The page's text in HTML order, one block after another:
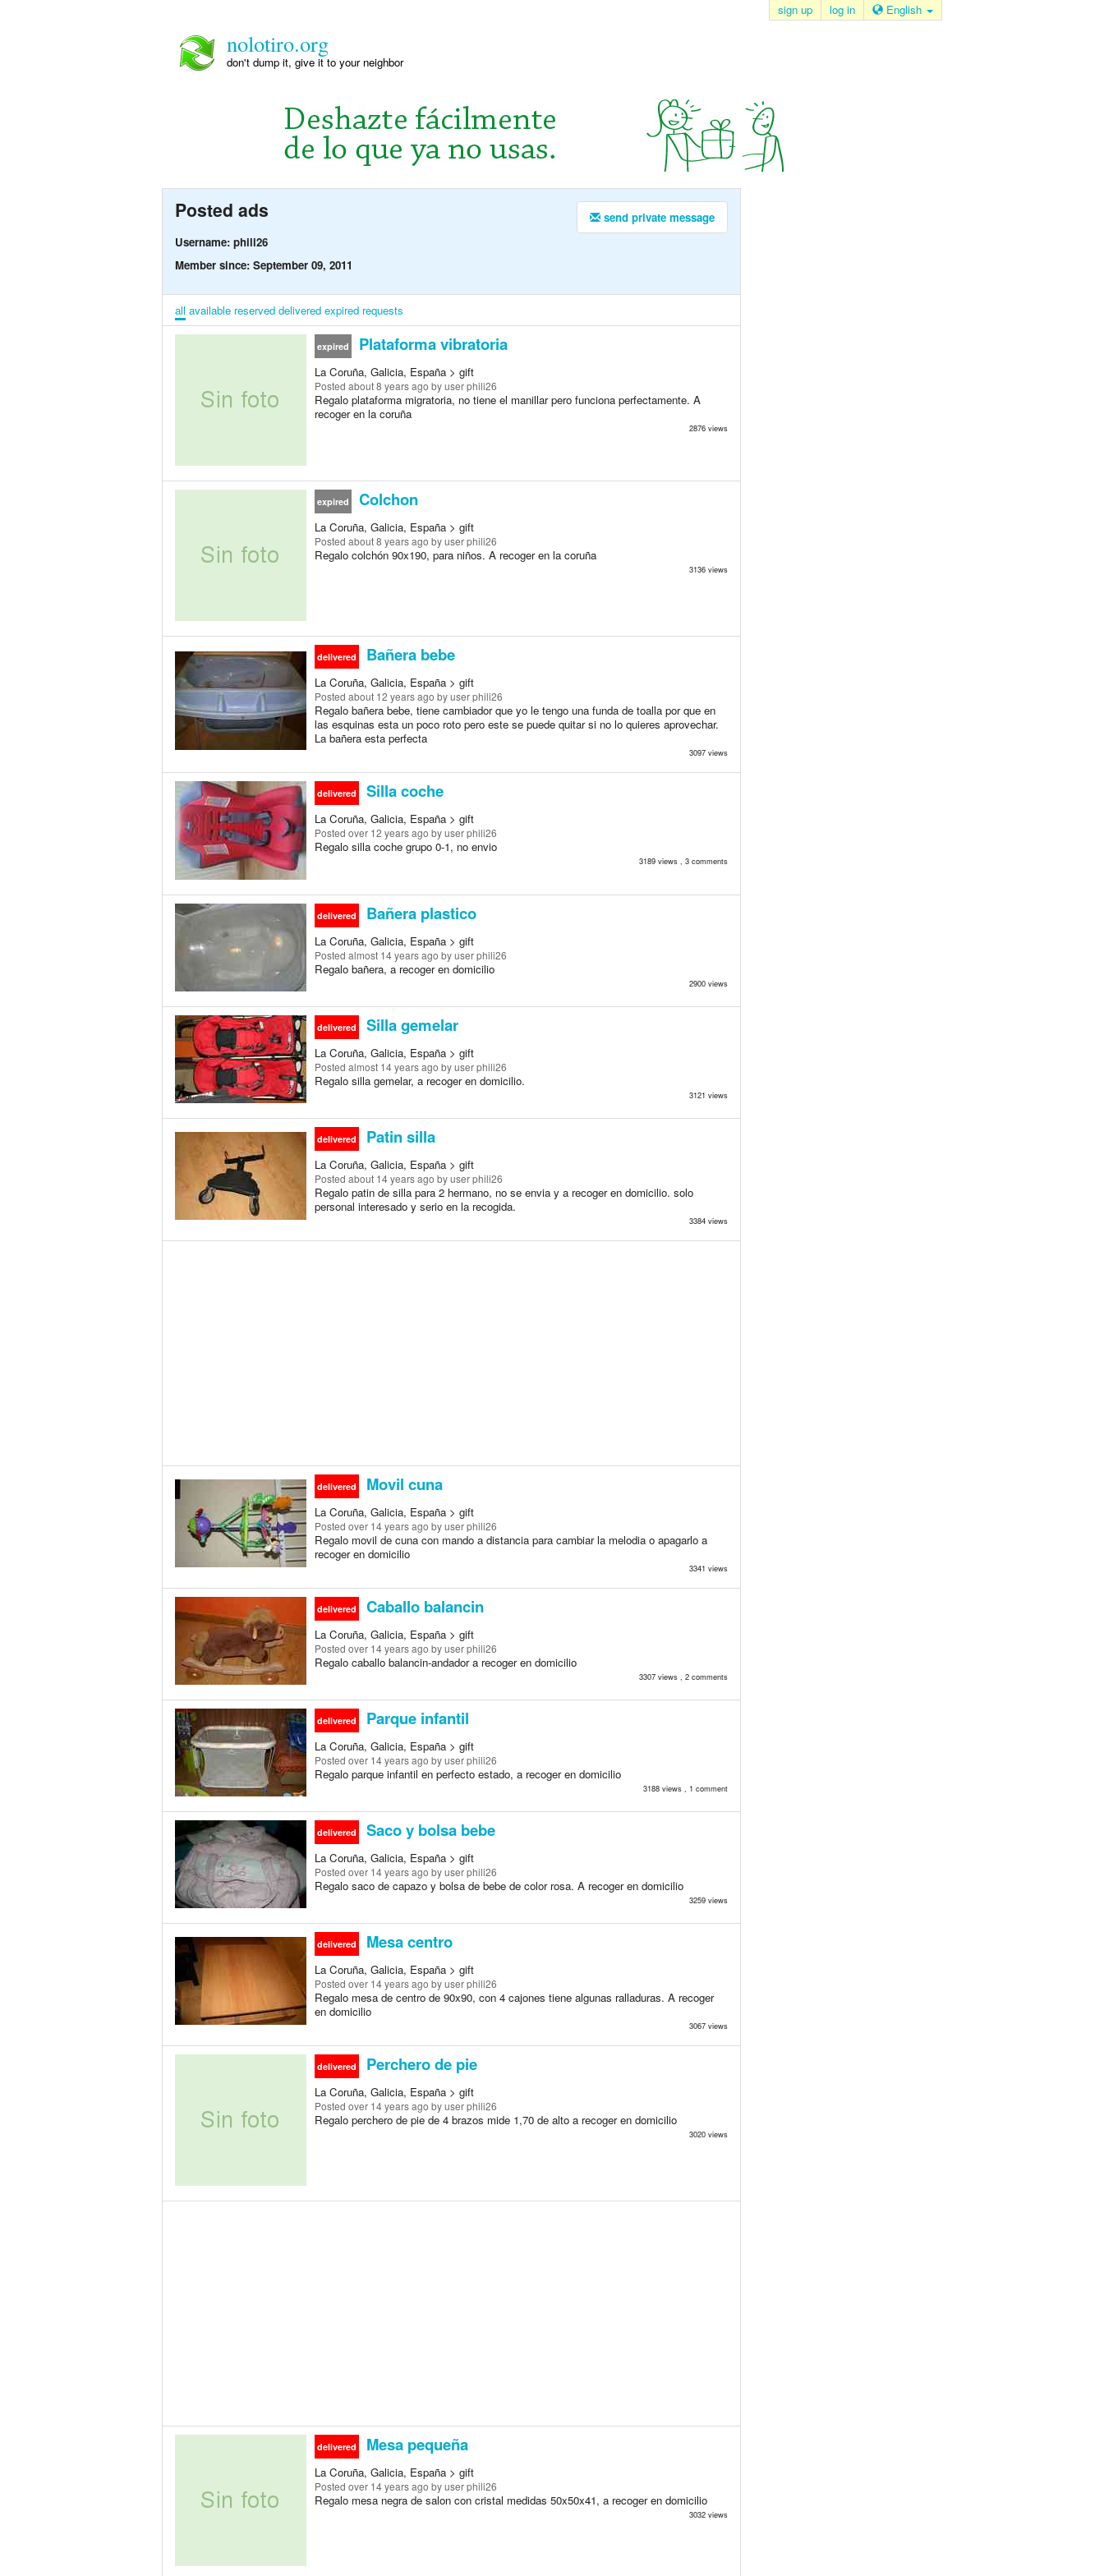
sign up log in English
nolotiro.org
don't dump it, give it to your neighbor
send private message
Posted ads
Username: phili26
Member since: September 09, 2011
all available reserved delivered expired requests
expired Plataforma vibratoria
La Coruña, Galicia, España > gift
Posted about 8 years ago by user phili26
Regalo plataforma migratoria, no tiene el manillar pero funciona perfectamente. A
recoger en la coruña
2876 views
expired Colchon
La Coruña, Galicia, España > gift
Posted about 8 years ago by user phili26
Regalo colchón 90x190, para niños. A recoger en la coruña
3136 views
delivered Bañera bebe
La Coruña, Galicia, España > gift
Posted about 12 years ago by user phili26
Regalo bañera bebe, tiene cambiador que yo le tengo una funda de toalla por que en
las esquinas esta un poco roto pero este se puede quitar si no lo quieres aprovechar.
La bañera esta perfecta
3097 views
delivered Silla coche
La Coruña, Galicia, España > gift
Posted over 12 years ago by user phili26
Regalo silla coche grupo 0-1, no envio
3189 views , 3 comments
delivered Bañera plastico
La Coruña, Galicia, España > gift
Posted almost 14 years ago by user phili26
Regalo bañera, a recoger en domicilio
2900 views
delivered Silla gemelar
La Coruña, Galicia, España > gift
Posted almost 14 years ago by user phili26
Regalo silla gemelar, a recoger en domicilio.
3121 views
delivered Patin silla
La Coruña, Galicia, España > gift
Posted about 14 years ago by user phili26
Regalo patin de silla para 2 hermano, no se envia y a recoger en domicilio. solo
personal interesado y serio en la recogida.
3384 views
delivered Movil cuna
La Coruña, Galicia, España > gift
Posted over 14 years ago by user phili26
Regalo movil de cuna con mando a distancia para cambiar la melodia o apagarlo a
recoger en domicilio
3341 views
delivered Caballo balancin
La Coruña, Galicia, España > gift
Posted over 14 years ago by user phili26
Regalo caballo balancin-andador a recoger en domicilio
3307 views , 2 comments
delivered Parque infantil
La Coruña, Galicia, España > gift
Posted over 14 years ago by user phili26
Regalo parque infantil en perfecto estado, a recoger en domicilio
3188 views , 1 comment
delivered Saco y bolsa bebe
La Coruña, Galicia, España > gift
Posted over 14 years ago by user phili26
Regalo saco de capazo y bolsa de bebe de color rosa. A recoger en domicilio
3259 views
delivered Mesa centro
La Coruña, Galicia, España > gift
Posted over 14 years ago by user phili26
Regalo mesa de centro de 90x90, con 4 cajones tiene algunas ralladuras. A recoger
en domicilio
3067 views
delivered Perchero de pie
La Coruña, Galicia, España > gift
Posted over 14 years ago by user phili26
Regalo perchero de pie de 4 brazos mide 1,70 de alto a recoger en domicilio
3020 views
delivered Mesa pequeña
La Coruña, Galicia, España > gift
Posted over 14 years ago by user phili26
Regalo mesa negra de salon con cristal medidas 50x50x41, a recoger en domicilio
3032 views